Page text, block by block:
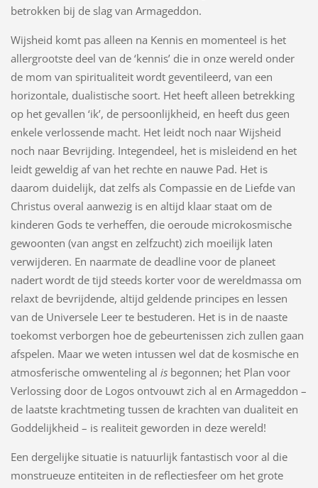
betrokken bij de slag van Armageddon.
Wijsheid komt pas alleen na Kennis en momenteel is het
allergrootste deel van de ‘kennis’ die in onze wereld onder
de mom van spiritualiteit wordt geventileerd, van een
horizontale, dualistische soort. Het heeft alleen betrekking
op het gevallen ‘ik’, de persoonlijkheid, en heeft dus geen
enkele verlossende macht. Het leidt noch naar Wijsheid
noch naar Bevrijding. Integendeel, het is misleidend en het
leidt geweldig af van het rechte en nauwe Pad. Het is
daarom duidelijk, dat zelfs als Compassie en de Liefde van
Christus overal aanwezig is en altijd klaar staat om de
kinderen Gods te verheffen, die oeroude microkosmische
gewoonten (van angst en zelfzucht) zich moeilijk laten
verwijderen. En naarmate de deadline voor de planeet
nadert wordt de tijd steeds korter voor de wereldmassa om
relaxt de bevrijdende, altijd geldende principes en lessen
van de Universele Leer te bestuderen. Het is in de naaste
toekomst verborgen hoe de gebeurtenissen zich zullen gaan
afspelen. Maar we weten intussen wel dat de kosmische en
atmosferische omwenteling al isbegonnen; het Plan voor
Verlossing door de Logos ontvouwt zich al en Armageddon –
de laatste krachtmeting tussen de krachten van dualiteit en
Goddelijkheid – is realiteit geworden in deze wereld!
Een dergelijke situatie is natuurlijk fantastisch voor al die
monstrueuze entiteiten in de reflectiesfeer om het grote